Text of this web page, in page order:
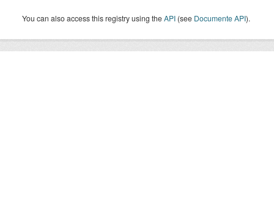
You can also access this registry using theAPI (see Documente API).